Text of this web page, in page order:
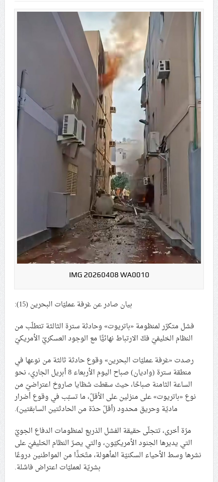
النظام الخليفيّ يدسّ عيونه بين المشاركين في مواكب العزاء
ويعتقل العشرات من الشبّان
الموقف الأسبوعيّ: شعب البحرين سيقطع الأيدي التي تنال
من شعائر عاشوراء.. ولن يساوم على هويّته وقيمه في
الحريّة والتحرير
مقال: عاشوراء البحرين… ميدان جهاد بالكلمة
الفقيه القائد قاسم: لن تقتلوا الحسين.. إنّ الحسين سيقتل
طاغوتيّتكم
انطلاق المحادثات الإيرانيّة- الأمريكيّة في سويسرا
علماء البحرين: طلب الترخيص والإجازة من السلطة في
ممارسة الشعائر الحسينيّة هو في حقيقته محاربة لقضيّة
الإمام الحسين «ع»
لجنة مراسم الوداع والتشييع ومواراة الجثمان للإمام الشهيد
إيران والعراقIMG 20260408 WA0010
بيان صادر عن غرفة عمليّات البحرين (15):
فشل متكرّر لمنظومة «باتريوت» وحادثة سترة الثالثة تتطلّب من
النظام الخليفيّ فكّ الارتباط نهائيًّا مع الوجود العسكريّ الأمريكيّ
رصدت «غرفة عمليّات البحرين» وقوع حادثة ثالثة من نوعها في
منطقة سترة (واديان) صباح اليوم الأربعاء 8 أبريل الجاري، نحو
الساعة الثامنة صباحًا، حيث سقطت شظايا صاروخ اعتراضيّ من
نوع «باتريوت» على منزلين على الأقلّ، ما تسبّب في وقوع أضرار
ماديّة وحريق محدود (أقلّ حدّة من الحادثتين السابقتين).
مرّة أخرى، تتجلّى حقيقة الفشل الذريع لمنظومات الدفاع الجويّ
التي يديرها الجنود الأمريكيّون، والتي يصرّ النظام الخليفيّ على
نشرها وسط الأحياء السكنيّة المأهولة، متّخذًا من المواطنين دروعًا
بشريّة لعمليّات اعتراض فاشلة.